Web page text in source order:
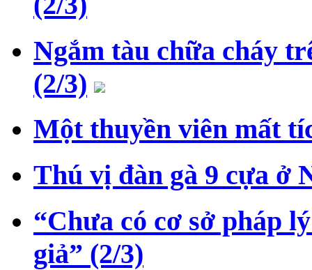
Ngắm tàu chữa cháy
(2/3)
Một thuyền viên mất
Thú vị đàn gà 9 cựa ở
“Chưa có cơ sở pháp
giả” (2/3)